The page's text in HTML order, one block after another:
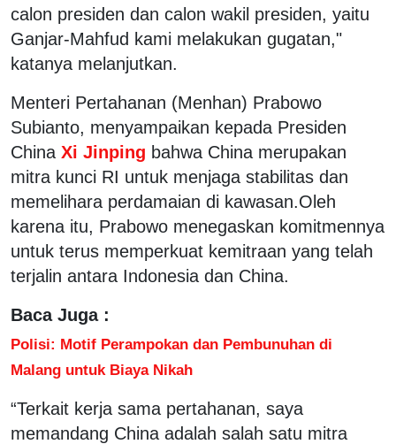
calon presiden dan calon wakil presiden, yaitu
Ganjar-Mahfud kami melakukan gugatan,"
katanya melanjutkan.
Menteri Pertahanan (Menhan) Prabowo
Subianto, menyampaikan kepada Presiden
China Xi Jinping bahwa China merupakan
mitra kunci RI untuk menjaga stabilitas dan
memelihara perdamaian di kawasan.Oleh
karena itu, Prabowo menegaskan komitmennya
untuk terus memperkuat kemitraan yang telah
terjalin antara Indonesia dan China.
Baca Juga :
Polisi: Motif Perampokan dan Pembunuhan di
Malang untuk Biaya Nikah
“Terkait kerja sama pertahanan, saya
memandang China adalah salah satu mitra